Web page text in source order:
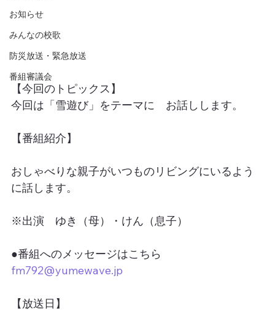
お知らせ
みんなの校歌
防災放送・緊急放送
番組審議会
【今回のトピックス】
今回は「雪遊び」をテーマに　お話しします。
【番組紹介】
おしゃべりな親子がいつものリビングにいるよう
に話します。
※出演　ゆき（母）・けん（息子）
●番組へのメッセージはこちら
fm792@yumewave.jp
【放送日】